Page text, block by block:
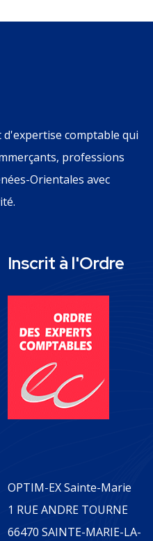
d'expertise comptable qui
professions
Orientales avec
Inscrit à l'Ordre
OPTIM-EX Sainte-Marie
1 RUE ANDRE TOURNE
66470 SAINTE-MARIE-LA-